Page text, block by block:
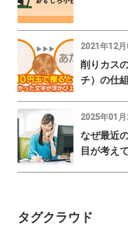
2021年12月
削りカス
チ）の仕
2025年01月
なぜ最近
目が考え
タグクラウド